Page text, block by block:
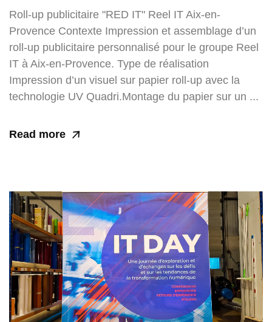
Roll-up publicitaire "RED IT" Reel IT Aix-en-
Provence Contexte Impression et assemblage d’un
roll-up publicitaire personnalisé pour le groupe Reel
IT à Aix-en-Provence. Type de réalisation
Impression d’un visuel sur papier roll-up avec la
technologie UV Quadri.Montage du papier sur un ...
Read more